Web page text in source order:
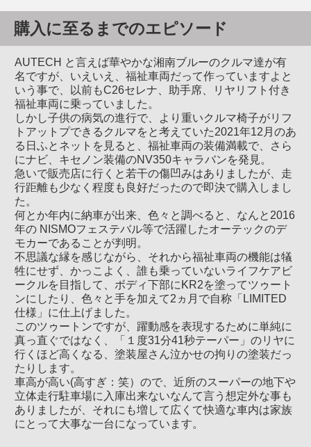
購入に至るまでのエピソード
AUTECH と言えば華やかな湘南ブルーのクルマ達が有
名ですが、いえいえ、福祉車両だって作っていますよと
いう事で、以前もC26セレナ、助手席、リヤリフト付き
福祉車両に乗っていました。
しかし子供の病気の進行で、より重いクルマ椅子がリフ
トアットプできるクルマをと考えていた2021年12月のあ
る日ふとネットを見ると、福祉車両の装備満載で、さら
にナビ、キセノン装備のNV350キャラバンを発見。
急いで販売店に行くと若干の傷凹みはありましたが、走
行距離も少なく程度も良好だったので即決で購入しまし
た。
何とか年内に納車が出来、色々と調べると、なんと2016
年の NISMOフェステバル等で活躍したオーテックのデ
モカーであることが判明。
不思議な縁を感じながら、それから福祉車両の機能は犠
牲にせず、かっこよく、誰も乗っていないライフケアビ
ークルを目指して、ボディ下部にKR2を塗ってツゥート
ンにしたり、色々と手を加えて2ヵ月で自称「LIMITED
仕様」に仕上げました。
このツゥートンですが、躍動感を表現するために単純に
真っ直ぐではなく、「１度31分41秒テーパー」のリヤに
行くほど高くなる、塗装屋さん泣かせの拘りの塗装だっ
たりします。
車高が高い(高すぎ：笑）ので、近所のスーパーの地下や
立体走行駐車場に入庫出来ないなんて言う想定外な事も
ありましたが、それにも増して広くて快適な車内は家族
にとって大事な一台になっています。